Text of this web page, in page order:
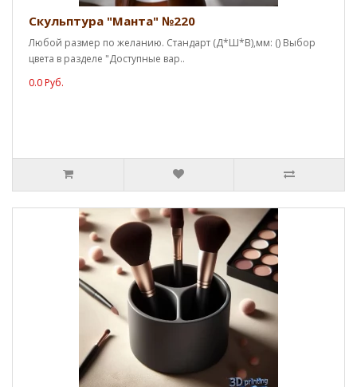
Скульптура "Манта" №220
Любой размер по желанию. Стандарт (Д*Ш*В),мм: () Выбор
цвета в разделе "Доступные вар..
0.0 Руб.